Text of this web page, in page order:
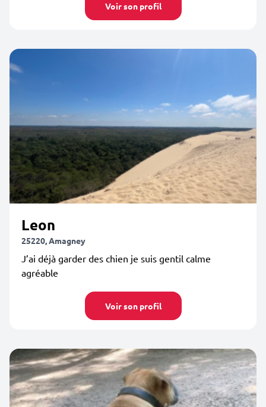
Voir son profil
Leon
25220, Amagney
J’ai déjà garder des chien je suis gentil calme
agréable
Voir son profil